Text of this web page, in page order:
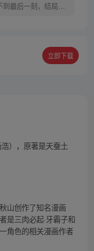
最后一刻，结局一
立即下载
），原著是天蚕土
山创作了知名漫画
是三肉必起·牙霸子和
角色的相关漫画作者